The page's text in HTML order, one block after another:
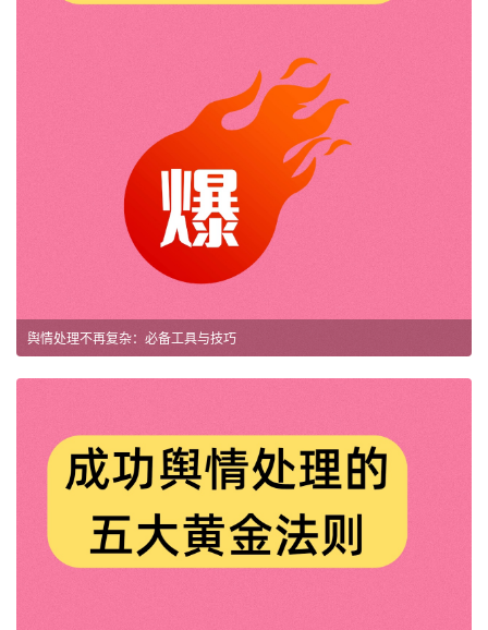
舆情处理不再复杂：必备工具与技巧